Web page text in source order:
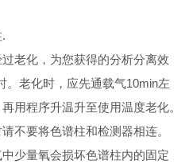
老化，为您获得的分析分离效
。老化时，应先通载气10min左
用程序升温升至使用温度老化。
不要将色谱柱和检测器相连。
少量氧会损坏色谱柱内的固定